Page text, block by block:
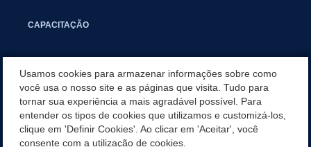
CAPACITAÇÃO
GUIA RÁPIDO
CATEGORIAS
Usamos cookies para armazenar informações sobre como
você usa o nosso site e as páginas que visita. Tudo para
tornar sua experiência a mais agradável possível. Para
entender os tipos de cookies que utilizamos e customizá-los,
clique em 'Definir Cookies'. Ao clicar em 'Aceitar', você
consente com a utilização de cookies.